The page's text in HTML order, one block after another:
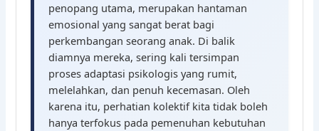
penopang utama, merupakan hantaman
emosional yang sangat berat bagi
perkembangan seorang anak. Di balik
diamnya mereka, sering kali tersimpan
proses adaptasi psikologis yang rumit,
melelahkan, dan penuh kecemasan. Oleh
karena itu, perhatian kolektif kita tidak boleh
hanya terfokus pada pemenuhan kebutuhan